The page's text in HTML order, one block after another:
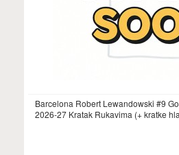
Barcelona Robert Lewandowski #9
2026-27 Kratak Rukavima (+ kratke